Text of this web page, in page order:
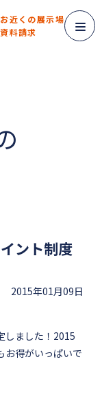
お近くの展示場
資料請求
ント制度
2015年01月09日
しました！2015
お得がいっぱいで